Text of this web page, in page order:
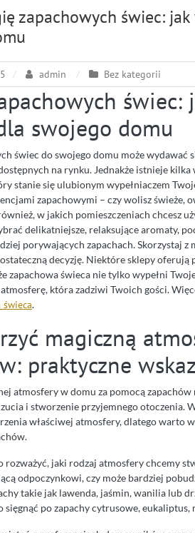
zapachowych świec:
admin Bez kategorii
świec:
swojego domu
świec do swojego domu może wydawać
na rynku. Jednakże istnieje kilka
stanie się ulubionym wypełniaczem
zapachowymi – czy wolisz świeże,
w jakich pomieszczeniach chcesz
delikatniejsze, relaksujące aromaty,
porywających zapachach. Skorzystaj
decyzję. Niektóre sklepy
zapachowa świeca nie tylko wypełni
która zadziwi Twoich gości.
świeca.
magiczną
praktyczne
atmosfery w domu za pomocą
i stworzenie przyjemnego otoczenia.
właściwej atmosfery, dlatego warto
rozważyć, jaki rodzaj atmosfery chcemy
odpoczynkowi, czy może bardziej
takie jak lawenda, jaśmin, wanilia lub
po zapachy cytrusowe, eukaliptus,